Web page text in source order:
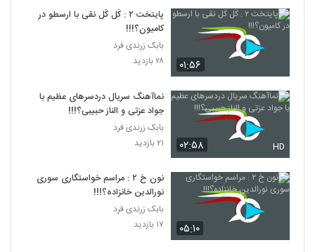
۰۱:۵۶
پایتخت ۲ : کَل کَل نقی با ارسطو در
کامیون؟!!!
بابک زرندی فرد
۲۸ بازدید
۰۲:۵۸ HD
نماآهنگ سریال دردسرهای عظیم با
جواد عزتی و الناز حبیبی؟!!!
بابک زرندی فرد
۲۱ بازدید
۰۵:۱۰
نون خ ۲ : مراسم خواستگاری سوری
نورالدین خانزاده؟!!!
بابک زرندی فرد
۱۷ بازدید